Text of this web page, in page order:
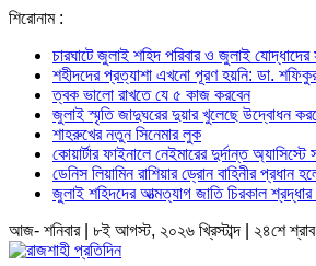
শিরোনাম :
চারঘাটে জুলাই শহিদ পরিবার ও জুলাই যোদ্ধাদের
শহীদদের প্রত্যাশা এখনো পূরণ হয়নি: ডা.
ত্বক ভালো রাখতে যে ৫ কাজ করবেন
জুলাই স্মৃতি জাদুঘরের দুয়ার খুলেছে উদ্বোধন
শাহরুখের নতুন সিনেমার লুক
কোয়ার্টার ফাইনালে নেইমারের দুর্দান্ত
ডেনিস লিয়ামিন রাশিয়ার ড্রোন বাহিনীর প্রধান
জুলাই শহিদদের আত্মত্যাগ জাতি চিরকাল শ্রদ্ধার
আজ- শনিবার | ৮ই আগস্ট, ২০২৬ খ্রিস্টাব্দ | ২৪শে